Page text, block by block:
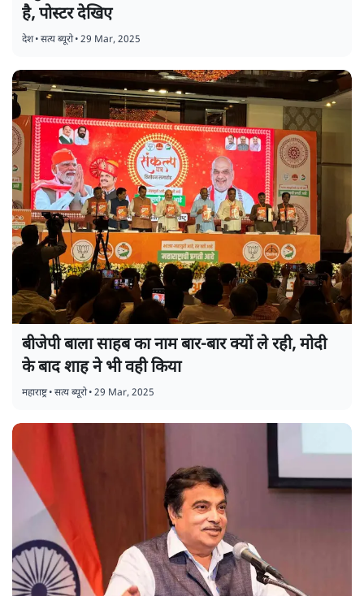
है, पोस्टर देखिए
देश•सत्य ब्यूरो•29 Mar, 2025
बीजेपी बाला साहब का नाम बार-बार क्यों ले रही, मोदी
के बाद शाह ने भी वही किया
महाराष्ट्र•सत्य ब्यूरो•29 Mar, 2025